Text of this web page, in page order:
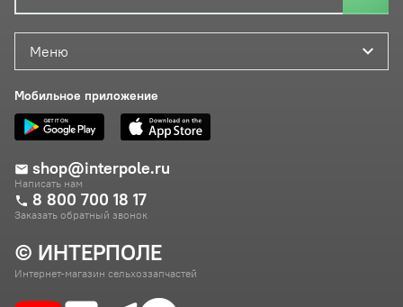
© ИНТЕРПОЛЕ
Интернет-магазин сельхоззапчастей
Меню
Мобильное приложение
shop@interpole.ru
Написать нам
8 800 700 18 17
Заказать обратный звонок